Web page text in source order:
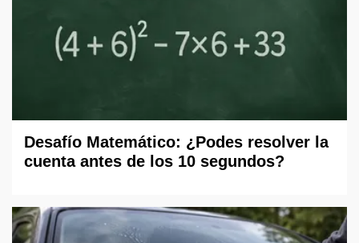
Desafío Matemático: ¿Podes resolver la
cuenta antes de los 10 segundos?